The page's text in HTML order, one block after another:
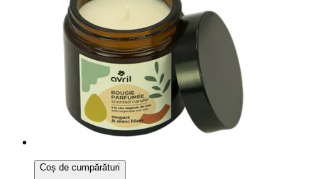
Coș de cumpărături